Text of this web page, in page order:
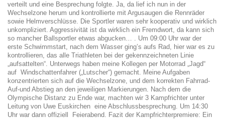
verteilt und eine Besprechung folgte. Ja, da lief ich nun in der
Wechselzone herum und kontrollierte mit Argusaugen die Rennräder
sowie Helmverschlüsse. Die Sportler waren sehr kooperativ und wirklich
unkompliziert. Aggressivität ist da wirklich ein Fremdwort, da kann sich
so mancher Ballsportler etwas abgucken… . Um 09:00 Uhr war der
erste Schwimmstart, nach dem Wasser ging’s aufs Rad, hier war es zu
kontrollieren, das alle Triathleten bei der gekennzeichneten Linie
„aufsattelten“. Unterwegs haben meine Kollegen per Motorrad „Jagd“
auf Windschattenfahrer („Lutscher“) gemacht. Meine Aufgaben
konzentrierten sich auf die Wechselzone, und dem korrekten Fahrrad-
Auf-und Abstieg an den jeweiligen Markierungen. Nach dem die
Olympische Distanz zu Ende war, machten wir 3 Kampfrichter unter
Leitung von Uwe Euskirchen eine Abschlussbesprechung. Um 14:30
Uhr war dann offiziell Feierabend. Fazit der Kampfrichterpremiere: Ein